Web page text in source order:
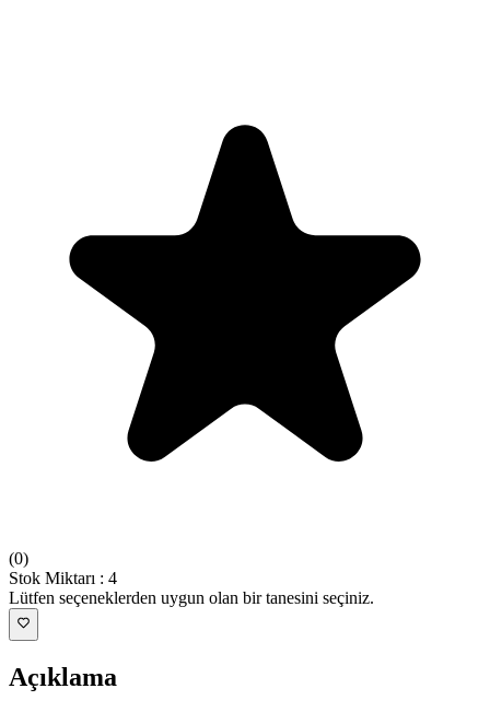
(0)
Stok Miktarı : 4
Lütfen seçeneklerden uygun olan bir tanesini seçiniz.
Açıklama